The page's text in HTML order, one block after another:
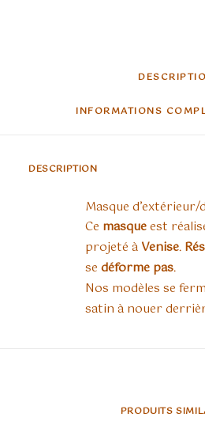
INFORMATIONS
DESCRIPTION
Masque
Ce masqueest
projeté à Venise.
se déforme pas.
Nos modèles se
satin à nouer
PRODUITS